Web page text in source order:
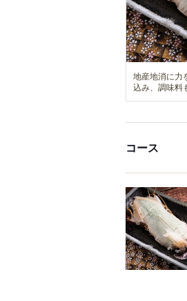
地産地消に力
込み、調味料
コース